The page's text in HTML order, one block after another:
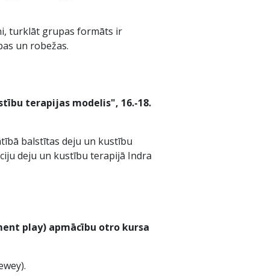
turklāt grupas formāts ir
un robežas.
terapijas modelis", 16.-18.
balstītas deju un kustību
deju un kustību terapijā Indra
play) apmācību otro kursa